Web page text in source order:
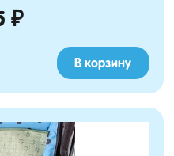
₽
В корзину